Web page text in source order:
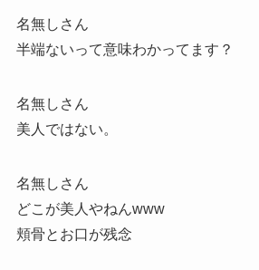
名無しさん
半端ないって意味わかってます？
名無しさん
美人ではない。
名無しさん
どこが美人やねんwww
頬骨とお口が残念